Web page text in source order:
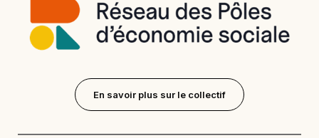
En savoir plus sur le collectif